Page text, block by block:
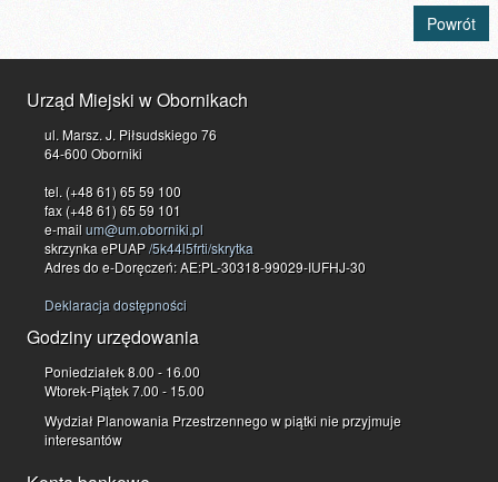
Powrót
Urząd Miejski w Obornikach
ul. Marsz. J. Piłsudskiego 76
64-600 Oborniki
tel. (+48 61) 65 59 100
fax (+48 61) 65 59 101
e-mailum@um.oborniki.pl
skrzynka ePUAP/5k44l5frti/skrytka
Adres do e-Doręczeń: AE:PL-30318-99029-IUFHJ-30
Deklaracja dostępności
Godziny urzędowania
Poniedziałek 8.00 - 16.00
Wtorek-Piątek 7.00 - 15.00
Wydział Planowania Przestrzennego w piątki nie przyjmuje
interesantów